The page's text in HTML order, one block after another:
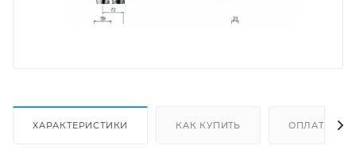
ХАРАКТЕРИСТИКИ КАК КУПИТЬ ОПЛАТА